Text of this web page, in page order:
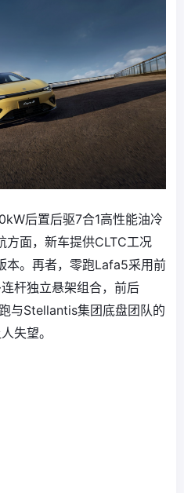
后置后驱7合1高性能油冷
方面，新车提供CLTC工况
。再者，零跑Lafa5采用前
杆独立悬架组合，前后
与Stellantis集团底盘团队的
失望。